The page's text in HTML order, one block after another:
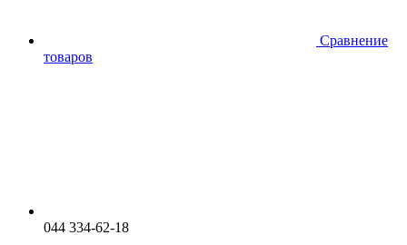
Сравнение
товаров
044 334-62-18